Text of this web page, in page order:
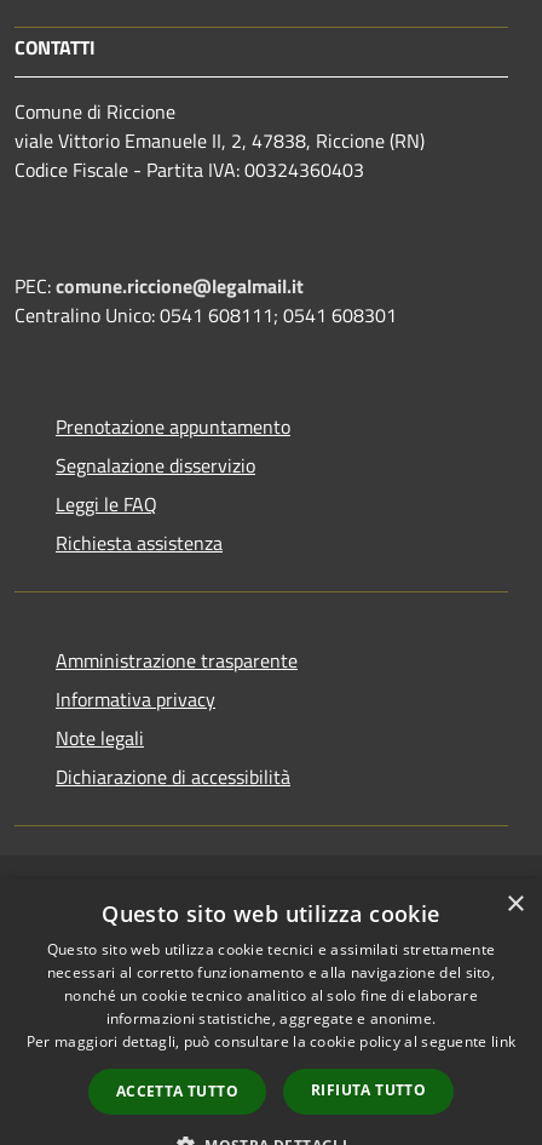
CONTATTI
Comune di Riccione
viale Vittorio Emanuele II, 2, 47838, Riccione (RN)
Codice Fiscale - Partita IVA: 00324360403
PEC:comune.riccione@legalmail.it
Centralino Unico: 0541 608111; 0541 608301
Prenotazione appuntamento
Segnalazione disservizio
Leggi le FAQ
Richiesta assistenza
Amministrazione trasparente
Informativa privacy
Note legali
Dichiarazione di accessibilità
Accessibilità
Privacy
Cookie
Mappa del sito
Area riservata
amministratori comunali
Portale Dipendente
Copyright © 2026 • Comune di
Riccione • Powered by
Municipium•Accesso
redazione
×
Questo sito web utilizza cookie
Questo sito web utilizza cookie tecnici e assimilati strettamente
necessari al corretto funzionamento e alla navigazione del sito,
nonché un cookie tecnico analitico al solo fine di elaborare
informazioni statistiche, aggregate e anonime.
Per maggiori dettagli, può consultare la cookie policy al seguente link
ACCETTA TUTTO RIFIUTA TUTTO